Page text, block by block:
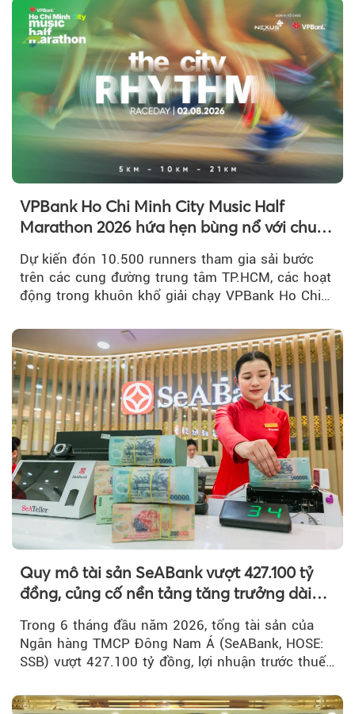
VPBank Ho Chi Minh City Music Half
Marathon 2026 hứa hẹn bùng nổ với chuỗi
Dự kiến đón 10.500 runners tham gia sải bước
trên các cung đường trung tâm TP.HCM, các hoạt
động trong khuôn khổ giải chạy VPBank Ho Chi
Quy mô tài sản SeABank vượt 427.100 tỷ
đồng, củng cố nền tảng tăng trưởng dài
Trong 6 tháng đầu năm 2026, tổng tài sản của
Ngân hàng TMCP Đông Nam Á (SeABank, HOSE:
SSB) vượt 427.100 tỷ đồng, lợi nhuận trước thuế